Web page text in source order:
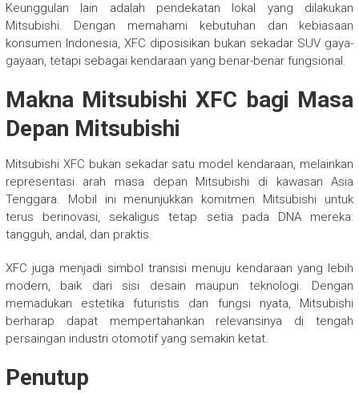
Keunggulan lain adalah pendekatan lokal yang dilakukan
Mitsubishi. Dengan memahami kebutuhan dan kebiasaan
konsumen Indonesia, XFC diposisikan bukan sekadar SUV gaya-
gayaan, tetapi sebagai kendaraan yang benar-benar fungsional.
Makna Mitsubishi XFC bagi Masa
Depan Mitsubishi
Mitsubishi XFC bukan sekadar satu model kendaraan, melainkan
representasi arah masa depan Mitsubishi di kawasan Asia
Tenggara. Mobil ini menunjukkan komitmen Mitsubishi untuk
terus berinovasi, sekaligus tetap setia pada DNA mereka:
tangguh, andal, dan praktis.
XFC juga menjadi simbol transisi menuju kendaraan yang lebih
modern, baik dari sisi desain maupun teknologi. Dengan
memadukan estetika futuristis dan fungsi nyata, Mitsubishi
berharap dapat mempertahankan relevansinya di tengah
persaingan industri otomotif yang semakin ketat.
Penutup